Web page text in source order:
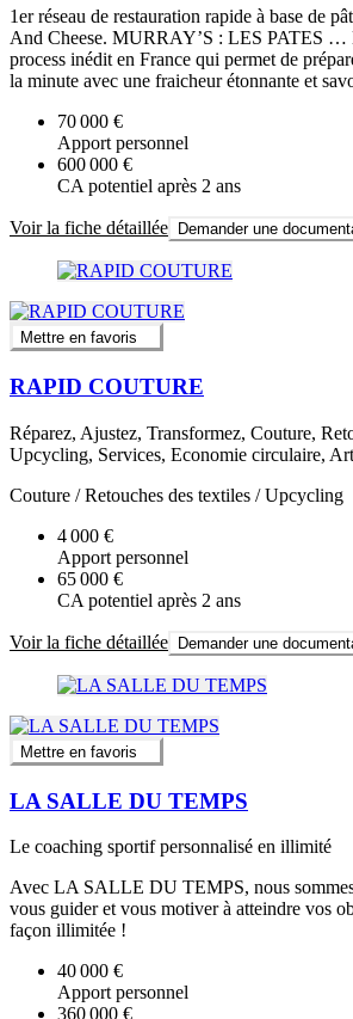
1er réseau de restauration rapide à base de
And Cheese. MURRAY’S : LES PATES
process inédit en France qui permet de
la minute avec une fraicheur étonnante et
70 000 €
Apport personnel
600 000 €
CA potentiel après 2 ans
Voir la fiche détaillée Demander une
Mettre en favoris
RAPID COUTURE
Réparez, Ajustez, Transformez, Couture,
Upcycling, Services, Economie circulaire,
Couture / Retouches des textiles / Upcycling
4 000 €
Apport personnel
65 000 €
CA potentiel après 2 ans
Voir la fiche détaillée Demander une
Mettre en favoris
LA SALLE DU TEMPS
Le coaching sportif personnalisé en illimité
Avec LA SALLE DU TEMPS, nous
vous guider et vous motiver à atteindre vos
façon illimitée !
40 000 €
Apport personnel
360 000 €